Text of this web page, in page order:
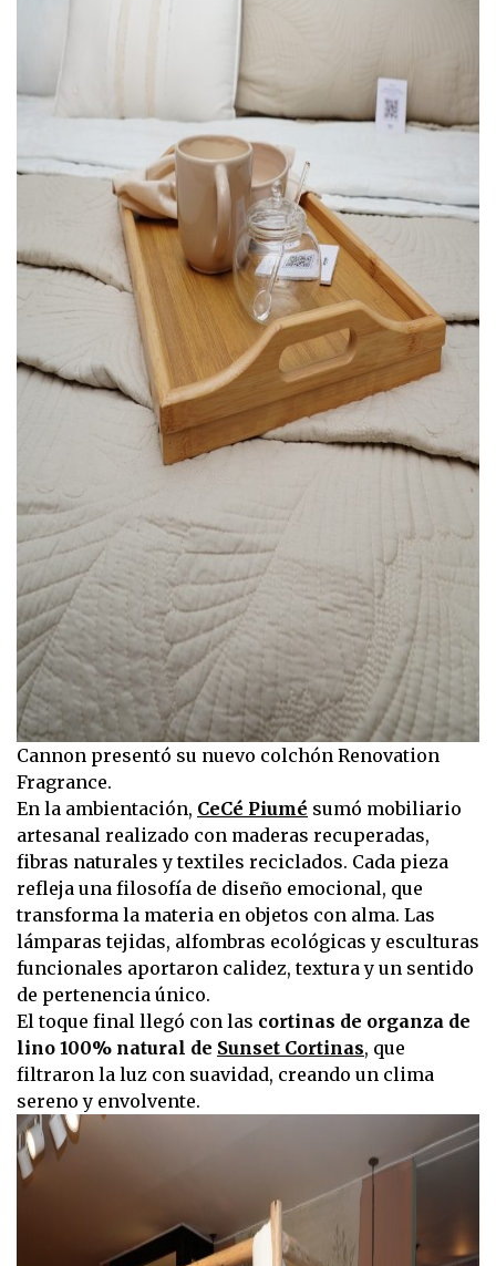
Cannon presentó su nuevo colchón Renovation
Fragrance.
En la ambientación, CeCé Piumé sumó mobiliario
artesanal realizado con maderas recuperadas,
fibras naturales y textiles reciclados. Cada pieza
refleja una filosofía de diseño emocional, que
transforma la materia en objetos con alma. Las
lámparas tejidas, alfombras ecológicas y esculturas
funcionales aportaron calidez, textura y un sentido
de pertenencia único.
El toque final llegó con las cortinas de organza de
lino 100% natural de Sunset Cortinas, que
filtraron la luz con suavidad, creando un clima
sereno y envolvente.